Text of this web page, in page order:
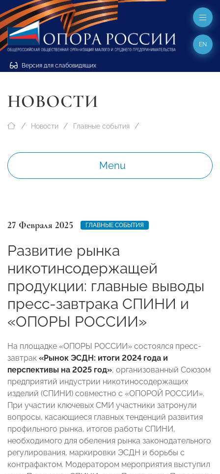
Версия для слабовидящих
EN
НОВОСТИ
Новости Главные события
Menu
27 Февраля 2025 ГЛАВНЫЕ СОБЫТИЯ
Развитие рынка
никотинсодержащей
продукции: главные выводы
пресс-завтрака СПИНИ и
«ОПОРЫ РОССИИ»
На площадке «ОПОРЫ РОССИИ» состоялся пресс-
завтрак «Рынок ЭСДН: итоги 2024 года и
перспективы на 2025 год», организованный Союзом
предприятий индустрии никотиносодержащих
изделий (СПИНИ) совместно с «ОПОРОЙ РОССИИ».
При участии ключевых СМИ участники затронули
вопросы, касающиеся главных тенденций развития
профильного рынка, итогов работы СПИНИ,
необходимого для обеления рынка законодательного
регулирования, маркировки ЭСДН и борьбы с
контрафактом. Модератором мероприятия выступил